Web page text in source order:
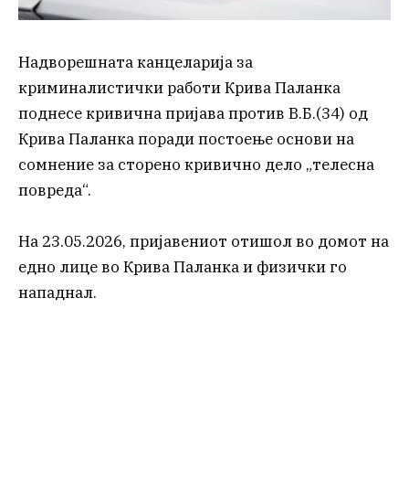
Надворешната канцеларија за
криминалистички работи Крива Паланка
поднесе кривична пријава против В.Б.(34) од
Крива Паланка поради постоење основи на
сомнение за сторено кривично дело „телесна
повреда“.
На 23.05.2026, пријавениот отишол во домот на
едно лице во Крива Паланка и физички го
нападнал.